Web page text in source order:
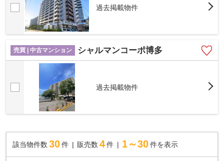
過去掲載物件
売買 | 中古マンション シャルマンコーポ博多
過去掲載物件
該当物件数 30件 販売数 4 件 1～30 件を表示